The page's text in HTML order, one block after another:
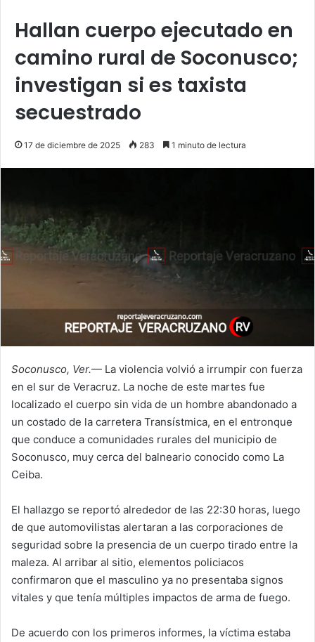
Hallan cuerpo ejecutado en
camino rural de Soconusco;
investigan si es taxista
secuestrado
17 de diciembre de 2025 283 1 minuto de lectura
Soconusco, Ver.— La violencia volvió a irrumpir con fuerza
en el sur de Veracruz. La noche de este martes fue
localizado el cuerpo sin vida de un hombre abandonado a
un costado de la carretera Transístmica, en el entronque
que conduce a comunidades rurales del municipio de
Soconusco, muy cerca del balneario conocido como La
Ceiba.
El hallazgo se reportó alrededor de las 22:30 horas, luego
de que automovilistas alertaran a las corporaciones de
seguridad sobre la presencia de un cuerpo tirado entre la
maleza. Al arribar al sitio, elementos policiacos
confirmaron que el masculino ya no presentaba signos
vitales y que tenía múltiples impactos de arma de fuego.
De acuerdo con los primeros informes, la víctima estaba